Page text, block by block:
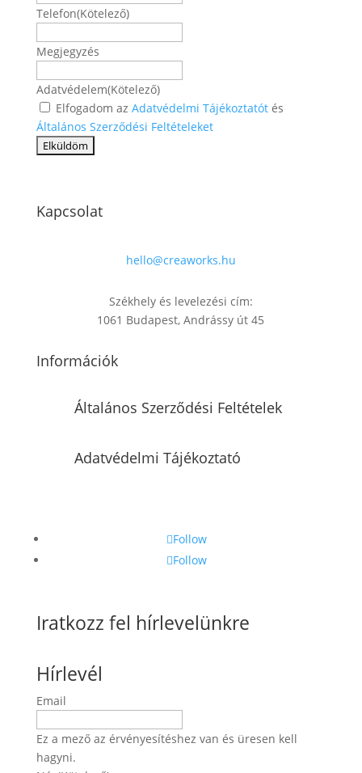
Telefon(Kötelező)
Megjegyzés
Adatvédelem(Kötelező)
Elfogadom az Adatvédelmi Tájékoztatótés
Általános Szerződési Feltételeket
Kapcsolat
hello@creaworks.hu
Székhely és levelezési cím:
1061 Budapest, Andrássy út 45
Információk
Általános Szerződési Feltételek
Adatvédelmi Tájékoztató
Follow
Follow
Iratkozz fel hírlevelünkre
Hírlevél
Email
Ez a mező az érvényesítéshez van és üresen kell
hagyni.